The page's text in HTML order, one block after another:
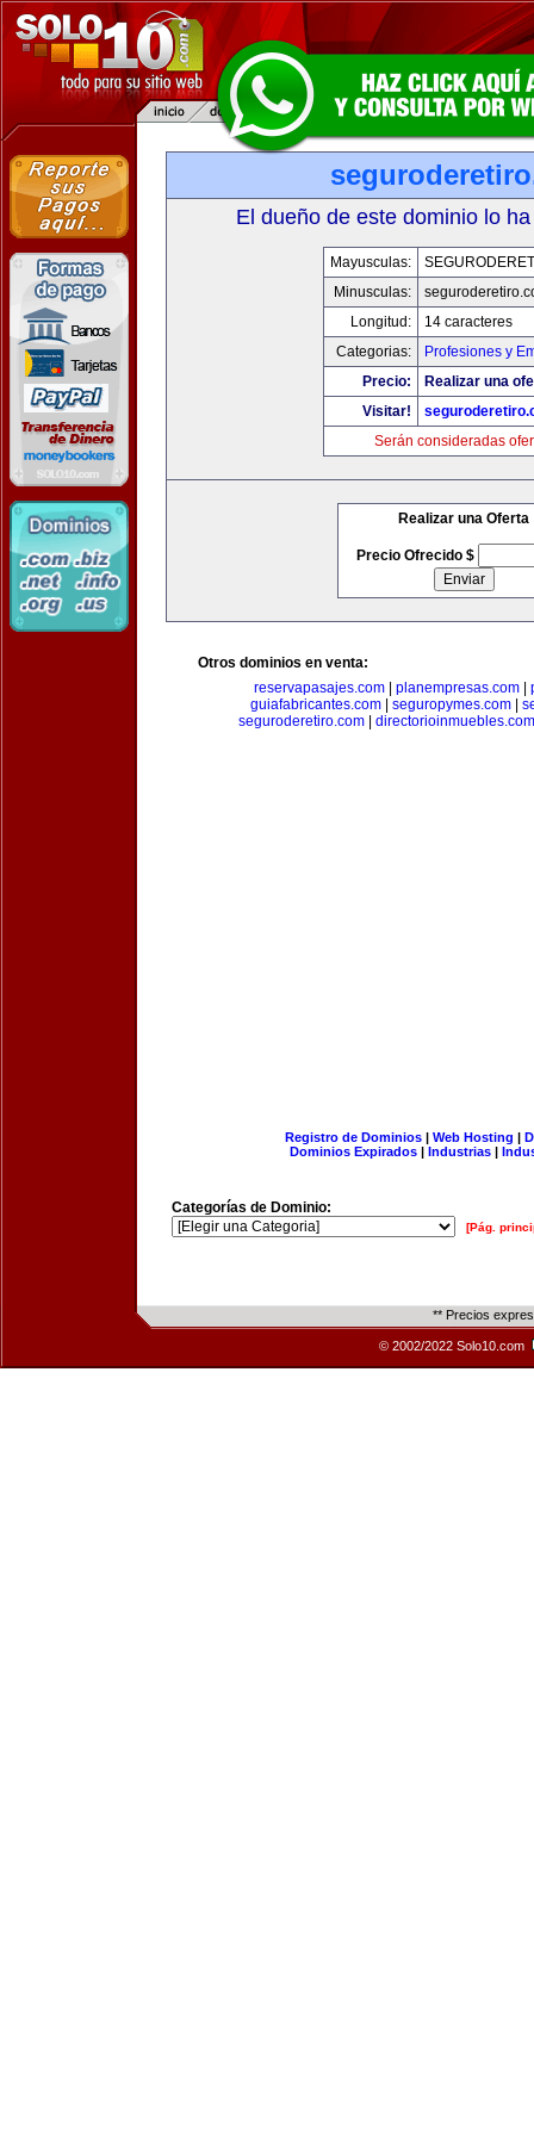
El dueño de este dominio lo
Mayusculas:
Minusculas:
Longitud:
14 caracteres
Categorias:
Profesiones y
Precio:
Realizar una
Visitar!
Serán consideradas
Realizar una Oferta
Precio Ofrecido $
Otros dominios en venta:
reservapasajes.com
planempresas.com
guiafabricantes.com| seguropymes.com|
seguroderetiro.com| directorioinmuebles.com
Registro de Dominios| Web Hosting |
Dominios Expirados | Industrias |
Categorías de Dominio:
[Pág.
** Precios
© 2002/2022 Solo10.com